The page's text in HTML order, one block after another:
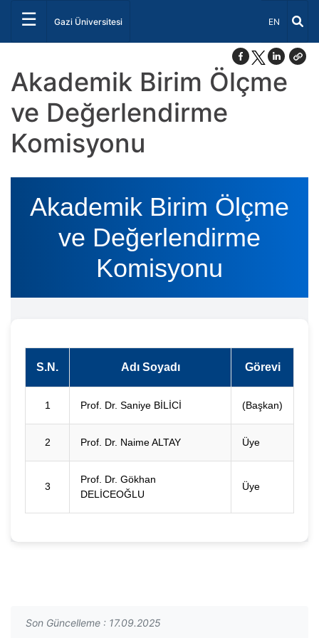
☰ Gazi Üniversitesi Dil Seçiniz
EN
Akademik Birim Ölçme
ve Değerlendirme
Komisyonu
Akademik Birim Ölçme
ve Değerlendirme
Komisyonu
S.N. Adı Soyadı Görevi
1 Prof. Dr. Saniye BİLİCİ (Başkan)
2 Prof. Dr. Naime ALTAY Üye
3
Prof. Dr. Gökhan
DELİCEOĞLU
Üye
Son Güncelleme : 17.09.2025